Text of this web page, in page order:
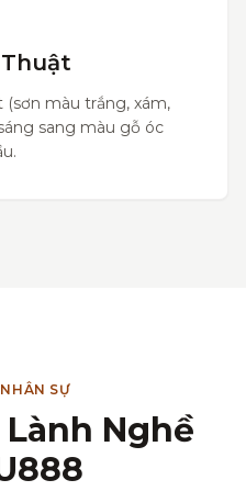
(sơn màu trắng, xám,
sang màu gỗ óc
SỰ
Nghề